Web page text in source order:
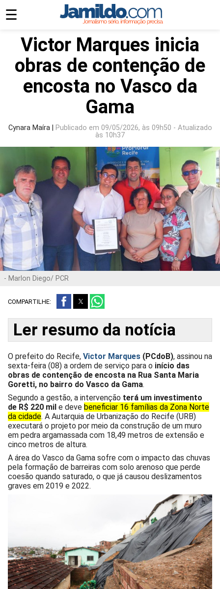
☰
Victor Marques inicia
obras de contenção de
encosta no Vasco da
Gama
Cynara Maíra |
Publicado em 09/05/2026, às 09h50 - Atualizado
às 10h37
- Marlon Diego/ PCR
COMPARTILHE:
Ler resumo da notícia
O prefeito do Recife, Victor Marques (PCdoB), assinou na
sexta-feira (08) a ordem de serviço para o início das
obras de contenção de encosta na Rua Santa Maria
Goretti, no bairro do Vasco da Gama.
Segundo a gestão, a intervenção terá um investimento
de R$ 220 mil e deve beneficiar 16 famílias da Zona Norte
da cidade. A Autarquia de Urbanização do Recife (URB)
executará o projeto por meio da construção de um muro
em pedra argamassada com 18,49 metros de extensão e
cinco metros de altura.
A área do Vasco da Gama sofre com o impacto das chuvas
pela formação de barreiras com solo arenoso que perde
coesão quando saturado, o que já causou deslizamentos
graves em 2019 e 2022.